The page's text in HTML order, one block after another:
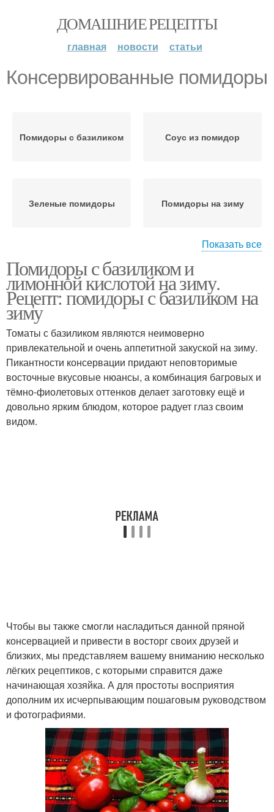
ДОМАШНИЕ РЕЦЕПТЫ
главная новости статьи
Консервированные помидоры
Помидоры с базиликом Соус из помидор
Зеленые помидоры Помидоры на зиму
Помидоры с чесноком
Показать все
Помидоры с базиликом и
лимонной кислотой на зиму.
Рецепт: помидоры с базиликом на
зиму
Томаты с базиликом являются неимоверно
привлекательной и очень аппетитной закуской на зиму.
Пикантности консервации придают неповторимые
восточные вкусовые нюансы, а комбинация багровых и
тёмно-фиолетовых оттенков делает заготовку ещё и
довольно ярким блюдом, которое радует глаз своим
видом.
Чтобы вы также смогли насладиться данной пряной
консервацией и привести в восторг своих друзей и
близких, мы представляем вашему вниманию несколько
лёгких рецептиков, с которыми справится даже
начинающая хозяйка. А для простоты восприятия
дополним их исчерпывающим пошаговым руководством
и фотографиями.